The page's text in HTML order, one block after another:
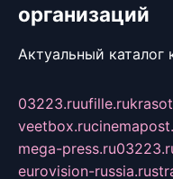
организаций
Актуальный
03223.ruufille.ru
veetbox.ru
mega-press.ru
eurovision-russia.ru